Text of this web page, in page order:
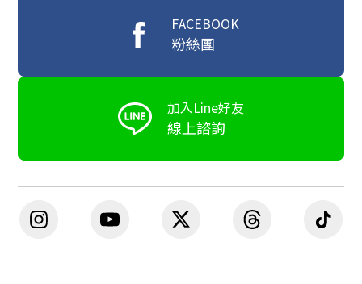
FACEBOOK
粉絲團
加入Line好友
線上諮詢